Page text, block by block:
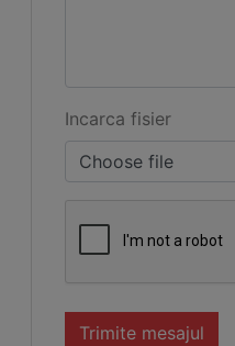
Incarca fisier
Choose file
Trimite mesajul